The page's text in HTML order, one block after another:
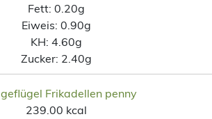
Fett: 0.20g
Eiweis: 0.90g
KH: 4.60g
Zucker: 2.40g
Frikadellen penny
239.00 kcal